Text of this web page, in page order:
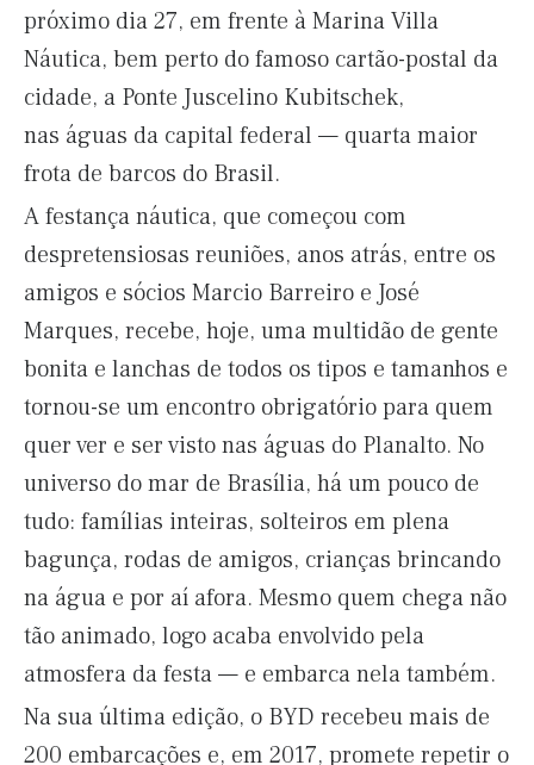
próximo dia 27, em frente à Marina Villa
Náutica, bem perto do famoso cartão-postal da
cidade, a Ponte Juscelino Kubitschek,
nas águas da capital federal — quarta maior
frota de barcos do Brasil.
A festança náutica, que começou com
despretensiosas reuniões, anos atrás, entre os
amigos e sócios Marcio Barreiro e José
Marques, recebe, hoje, uma multidão de gente
bonita e lanchas de todos os tipos e tamanhos e
tornou-se um encontro obrigatório para quem
quer ver e ser visto nas águas do Planalto. No
universo do mar de Brasília, há um pouco de
tudo: famílias inteiras, solteiros em plena
bagunça, rodas de amigos, crianças brincando
na água e por aí afora. Mesmo quem chega não
tão animado, logo acaba envolvido pela
atmosfera da festa — e embarca nela também.
Na sua última edição, o BYD recebeu mais de
200 embarcações e, em 2017, promete repetir o